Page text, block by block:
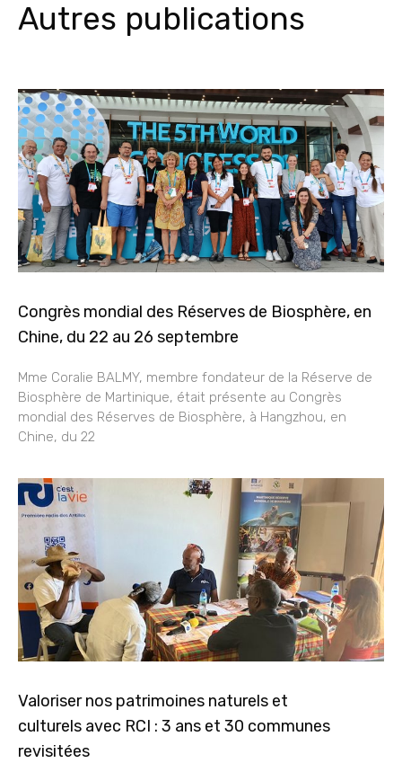
Autres publications
Congrès mondial des Réserves de Biosphère, en
Chine, du 22 au 26 septembre
Mme Coralie BALMY, membre fondateur de la Réserve de
Biosphère de Martinique, était présente au Congrès
mondial des Réserves de Biosphère, à Hangzhou, en
Chine, du 22
Valoriser nos patrimoines naturels et
culturels avec RCI : 3 ans et 30 communes
revisitées